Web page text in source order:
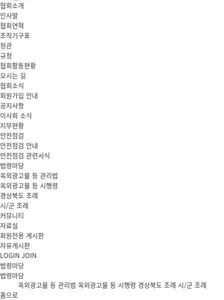
협회소개
인사말
협회연혁
조직기구표
정관
규정
협회활동현황
오시는 길
협회소식
회원가입 안내
공지사항
이사회 소식
지부현황
안전점검
안전점검 안내
안전점검 관련서식
법령마당
옥외광고물 등 관리법
옥외광고물 등 시행령
경상북도 조례
시/군 조례
커뮤니티
자료실
회원전용 게시판
자유게시판
LOGIN JOIN
법령마당
법령마당
옥외광고물 등 관리법 옥외광고물 등 시행령 경상북도 조례 시/군 조례
홈으로